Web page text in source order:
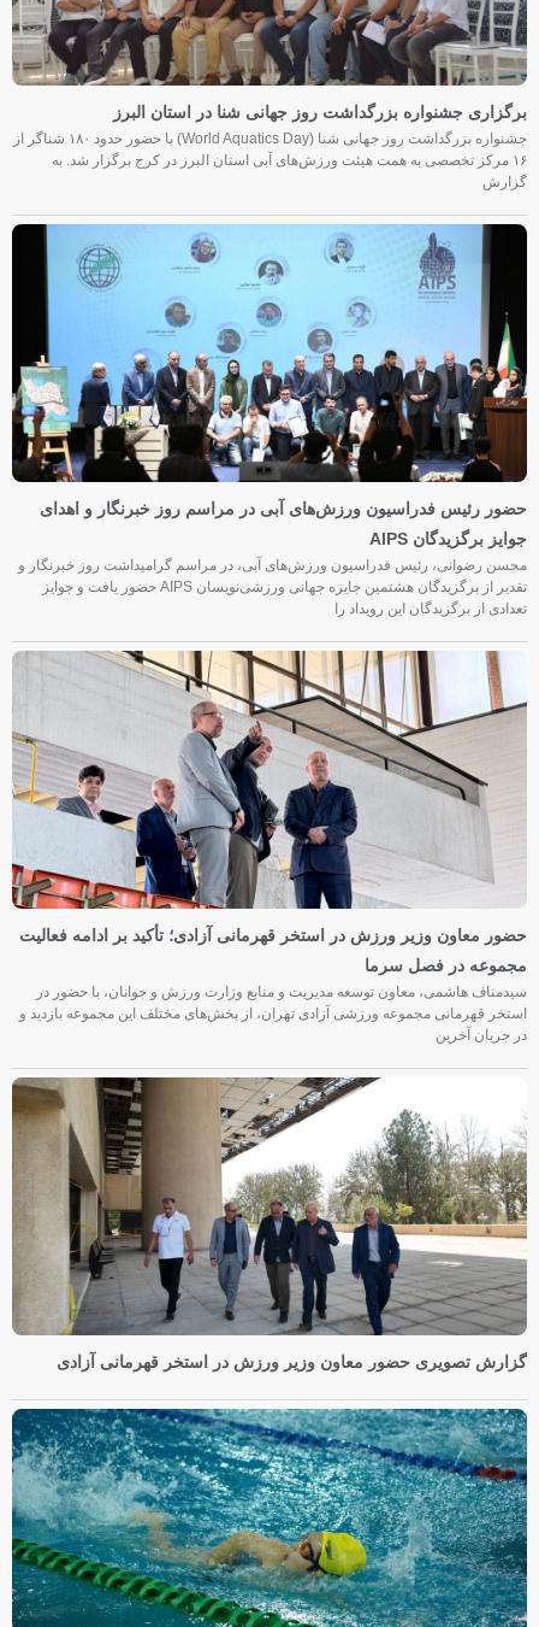
برگزاری جشنواره بزرگداشت روز جهانی شنا در استان البرز
جشنواره بزرگداشت روز جهانی شنا (World Aquatics Day) با حضور حدود ۱۸۰ شناگر از
۱۶ مرکز تخصصی به همت هیئت ورزش‌های آبی استان البرز در کرج برگزار شد. به
گزارش
حضور رئیس فدراسیون ورزش‌های آبی در مراسم روز خبرنگار و اهدای
جوایز برگزیدگان AIPS
محسن رضوانی، رئیس فدراسیون ورزش‌های آبی، در مراسم گرامیداشت روز خبرنگار و
تقدیر از برگزیدگان هشتمین جایزه جهانی ورزشی‌نویسان AIPS حضور یافت و جوایز
تعدادی از برگزیدگان این رویداد را
حضور معاون وزیر ورزش در استخر قهرمانی آزادی؛ تأکید بر ادامه فعالیت
مجموعه در فصل سرما
سیدمناف هاشمی، معاون توسعه مدیریت و منابع وزارت ورزش و جوانان، با حضور در
استخر قهرمانی مجموعه ورزشی آزادی تهران، از بخش‌های مختلف این مجموعه بازدید و
در جریان آخرین
گزارش تصویری حضور معاون وزیر ورزش در استخر قهرمانی آزادی